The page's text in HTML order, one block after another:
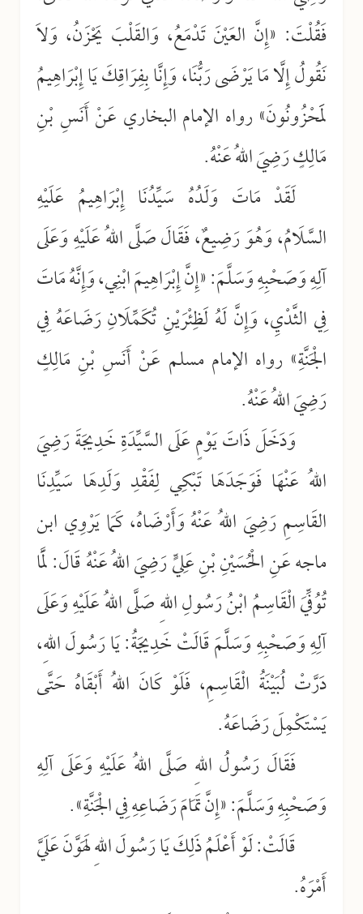
فَقُلْتَ: «إِنَّ العَيْنَ تَدْمَعُ، وَالقَلْبَ يَحْزَنُ، وَلاَ
نَقُولُ إِلَّا مَا يَرْضَى رَبُّنَا، وَإِنَّا بِفِرَاقِكَ يَا إِبْرَاهِيمُ
لَمَحْزُونُونَ» رواه الإمام البخاري عَنْ أَنَسِ بْنِ
مَالِكٍ رَضِيَ اللهُ عَنْهُ.
لَقَدْ مَاتَ وَلَدُهُ سَيِّدُنَا إِبْرَاهِيمُ عَلَيْهِ
السَّلَامُ، وَهُوَ رَضِيعٌ، فَقَالَ صَلَّى اللهُ عَلَيْهِ وَعَلَى
آلِهِ وَصَحْبِهِ وَسَلَّمَ: «إِنَّ إِبْرَاهِيمَ ابْنِي، وَإِنَّهُ مَاتَ
فِي الثَّدْيِ، وَإِنَّ لَهُ لَظِئْرَيْنِ تُكَمِّلَانِ رَضَاعَهُ فِي
الْجَنَّةِ» رواه الإمام مسلم عَنْ أَنَسِ بْنِ مَالِكٍ
رَضِيَ اللهُ عَنْهُ.
وَدَخَلَ ذَاتَ يَوْمٍ عَلَى السَّيِّدَةِ خَدِيجَةَ رَضِيَ
اللهُ عَنْهَا فَوَجَدَهَا تَبْكِي لِفَقْدِ وَلَدِهَا سَيِّدِنَا
القَاسِمِ رَضِيَ اللهُ عَنْهُ وَأَرْضَاهُ، كَمَا يَرْوِي ابن
ماجه عَنِ الْحُسَيْنِ بْنِ عَلِيٍّ رَضِيَ اللهُ عَنْهُ قَالَ: لَمَّا
تُوُفِّيَ الْقَاسِمُ ابْنُ رَسُولِ اللهِ صَلَّى اللهُ عَلَيْهِ وَعَلَى
آلِهِ وَصَحْبِهِ وَسَلَّمَ قَالَتْ خَدِيجَةُ: يَا رَسُولَ اللهِ،
دَرَّتْ لُبَيْنَةُ الْقَاسِمِ، فَلَوْ كَانَ اللهُ أَبْقَاهُ حَتَّى
يَسْتَكْمِلَ رَضَاعَهُ.
فَقَالَ رَسُولُ اللهِ صَلَّى اللهُ عَلَيْهِ وَعَلَى آلِهِ
وَصَحْبِهِ وَسَلَّمَ: «إِنَّ تَمَامَ رَضَاعِهِ فِي الْجَنَّةِ».
قَالَتْ: لَوْ أَعْلَمُ ذَلِكَ يَا رَسُولَ اللهِ لَهَوَّنَ عَلَيَّ
أَمْرَهُ.